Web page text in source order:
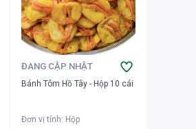
ĐANG CẬP NHẬT
Bánh Tôm Hồ Tây - Hộp 10 cái
Đơn vị tính: Hộp